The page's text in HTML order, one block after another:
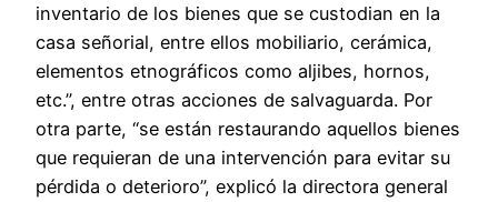
inventario de los bienes que se custodian en la
casa señorial, entre ellos mobiliario, cerámica,
elementos etnográficos como aljibes, hornos,
etc.”, entre otras acciones de salvaguarda. Por
otra parte, “se están restaurando aquellos bienes
que requieran de una intervención para evitar su
pérdida o deterioro”, explicó la directora general